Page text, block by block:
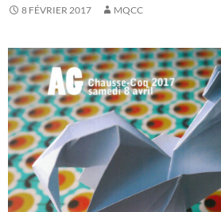
8 FÉVRIER 2017 MQCC